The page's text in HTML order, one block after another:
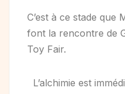
C’est à ce stade que
font la rencontre de
Toy Fair.
L’alchimie est